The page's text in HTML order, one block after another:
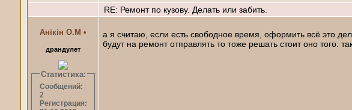
RE: Ремонт по кузову. Делать или забить.
Анікін О.М •
драндулет
Статистика:
Сообщений:
2
Регистрация:
а я считаю, если есть свободное время, оформить всё это
будут на ремонт отправлять то тоже решать стоит оно того.